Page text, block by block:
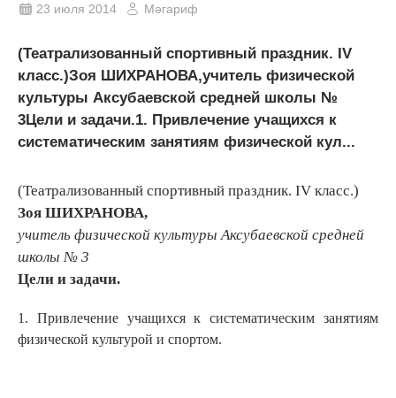
23 июля 2014 Мәгариф
(Театрализованный спортивный праздник. IV
класс.)Зоя ШИХРАНОВА,учитель физической
культуры Аксубаевской средней школы №
3Цели и задачи.1. Привлечение учащихся к
систематическим занятиям физической кул...
(Театрализованный спортивный праздник. IV класс.)
Зоя ШИХРАНОВА,
учитель физической культуры Аксубаевской средней
школы № 3
Цели и задачи.
1. Привлечение учащихся к систематическим занятиям
физической культурой и спортом.